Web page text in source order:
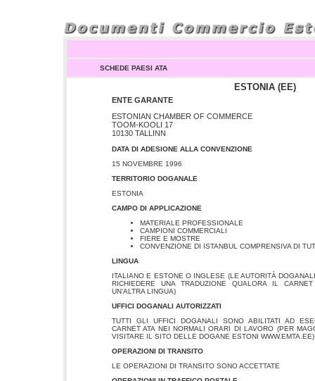
SCHEDE PAESI ATA
ESTONIA (EE)
ENTE GARANTE
ESTONIAN CHAMBER OF COMMERCE
TOOM-KOOLI 17
10130 TALLINN
DATA DI ADESIONE ALLA CONVENZIONE
15 NOVEMBRE 1996
TERRITORIO DOGANALE
ESTONIA
CAMPO DI APPLICAZIONE
MATERIALE PROFESSIONALE
CAMPIONI COMMERCIALI
FIERE E MOSTRE
CONVENZIONE DI ISTANBUL COMPRENSIVA DI
LINGUA
ITALIANO E ESTONE O INGLESE (LE AUTORITÀ
RICHIEDERE UNA TRADUZIONE QUALORA IL
UN’ALTRA LINGUA)
UFFICI DOGANALI AUTORIZZATI
TUTTI GLI UFFICI DOGANALI SONO ABILITATI AD
CARNET ATA NEI NORMALI ORARI DI LAVORO (PER
VISITARE IL SITO DELLE DOGANE ESTONI WWW.EMTA.EE)
OPERAZIONI DI TRANSITO
LE OPERAZIONI DI TRANSITO SONO ACCETTATE